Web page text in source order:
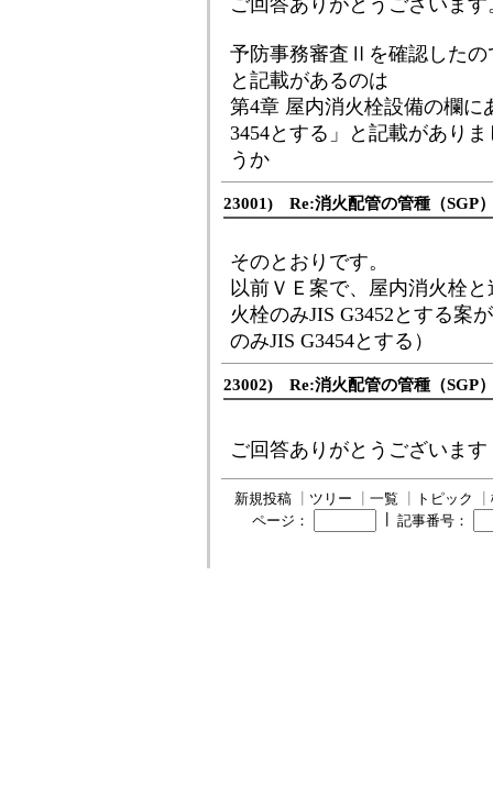
ご回答ありがとうございます
予防事務審査Ⅱを確認したの
と記載があるのは
第4章 屋内消火栓設備の欄に
3454とする」と記載があり
うか
23001) Re:消火配管の管種（SGP
そのとおりです。
以前ＶＥ案で、屋内消火栓
火栓のみJIS G3452とする案
のみJIS G3454とする）
23002) Re:消火配管の管種（SGP
ご回答ありがとうございます
新規投稿 ツリー 一覧 トピック
ページ：
記事番号：